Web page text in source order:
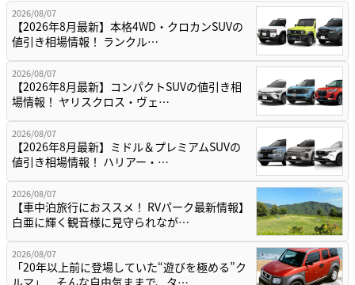
2026/08/07
【2026年8月最新】本格4WD・クロカンSUVの
値引き相場情報！ ランクル…
2026/08/07
【2026年8月最新】コンパクトSUVの値引き相
場情報！ ヤリスクロス・ヴェ…
2026/08/07
【2026年8月最新】ミドル＆プレミアムSUVの
値引き相場情報！ ハリアー・…
2026/08/07
【車中泊旅行におススメ！ RVパーク最新情報】
白亜に輝く観音様に見守られなが…
2026/08/07
「20年以上前に登場していた“遊びを極める”ク